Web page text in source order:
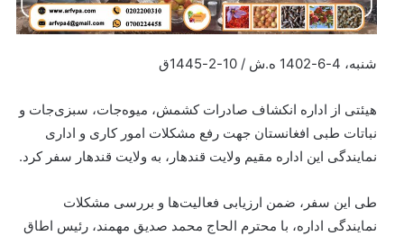
شنبه، 4-6-1402 ه.ش / 10-2-1445ق
هیئتی از اداره انکشاف صادرات کشمش، میوه‌جات، سبزی‌جات و
نباتات طبی افغانستان جهت رفع مشکلات امور کاری و اداری
نمایندگی این اداره مقیم ولایت قندهار، به ولایت قندهار سفر کرد.
طی این سفر، ضمن ارزیابی فعالیت‌ها و بررسی مشکلات
نمایندگی اداره، با محترم الحاج محمد صدیق مهمند، رئیس اطاق